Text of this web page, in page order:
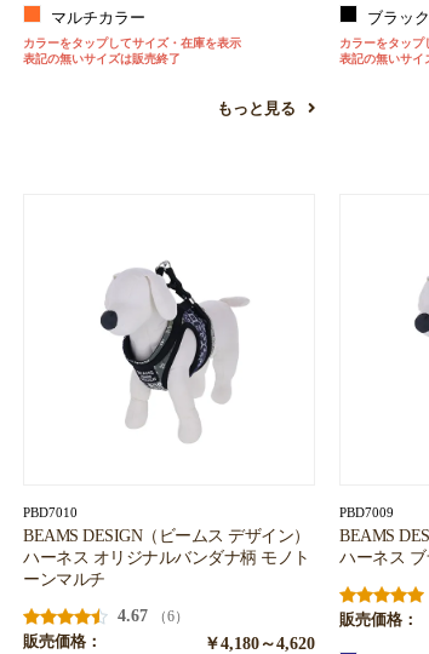
マルチカラー
カラーをタップしてサイズ・在庫を表示
表記の無いサイズは販売終了
もっと見る
ブラック
カラーをタップ
表記の無いサイ
PBD7010
BEAMS DESIGN（ビームス デザイン）
ハーネス オリジナルバンダナ柄 モノト
ーンマルチ
4.67
（6）
販売価格：
￥4,180～4,620
PBD7009
BEAMS
ハーネス
販売価格：
お買い物を続ける